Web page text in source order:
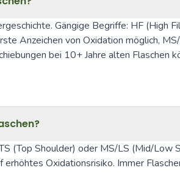
Gängige Begriffe: HF (High
Anzeichen von Oxidation möglich,
bei 10+ Jahre alten Flaschen
Shoulder) oder MS/LS (Mid/Low
Oxidationsrisiko. Immer